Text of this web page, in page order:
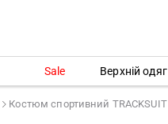
Sale Верхній одяг
Костюм спортивний TRACKSUIT